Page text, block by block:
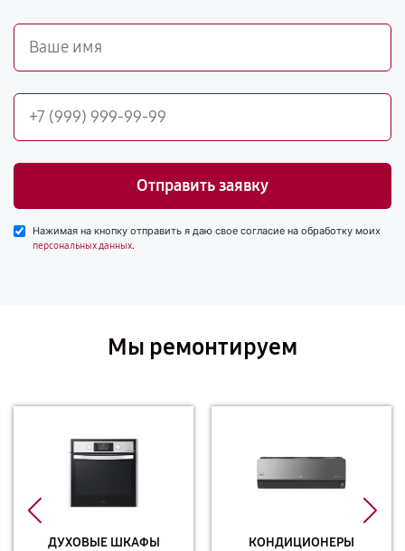
Отправить заявку
Нажимая на кнопку отправить я даю свое согласие на обработку моих
персональных данных.
Мы ремонтируем
ДУХОВЫЕ ШКАФЫ КОНДИЦИОНЕРЫ